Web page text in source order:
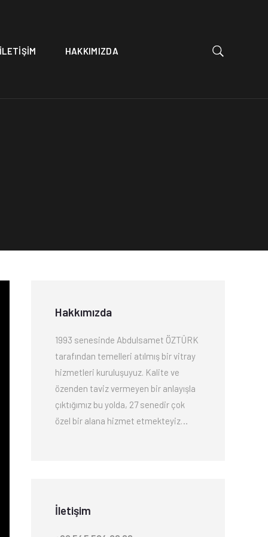
İLETİŞİM HAKKIMIZDA
Hakkımızda
1993 senesinde Abdulsamet ÖZTÜRK
tarafından temelleri atılmış bir vitray
hizmetleri kuruluşuyuz. Kalite ve
özenden taviz vermeyen bir anlayışla
çıktığımız bu yolda, 27 senedir çok
özel bir alana hizmet etmekteyiz…
İletişim